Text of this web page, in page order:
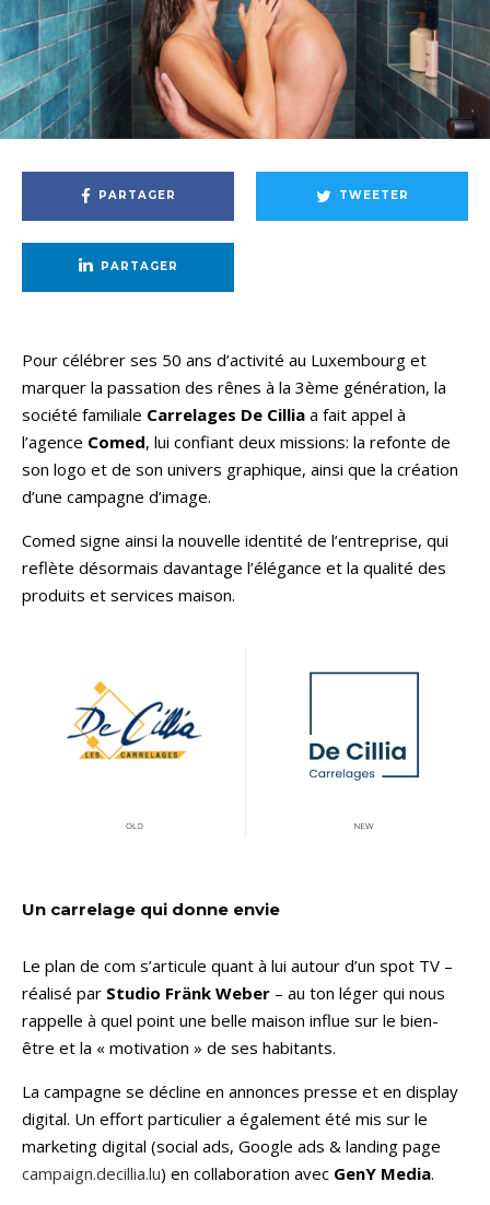
PARTAGER TWEETER
PARTAGER
Pour célébrer ses 50 ans d’activité au Luxembourg et
marquer la passation des rênes à la 3ème génération, la
société familiale Carrelages De Cillia a fait appel à
l’agence Comed, lui confiant deux missions: la refonte de
son logo et de son univers graphique, ainsi que la création
d’une campagne d’image.
Comed signe ainsi la nouvelle identité de l’entreprise, qui
reflète désormais davantage l’élégance et la qualité des
produits et services maison.
Un carrelage qui donne envie
Le plan de com s’articule quant à lui autour d’un spot TV –
réalisé par Studio Fränk Weber – au ton léger qui nous
rappelle à quel point une belle maison influe sur le bien-
être et la « motivation » de ses habitants.
La campagne se décline en annonces presse et en display
digital. Un effort particulier a également été mis sur le
marketing digital (social ads, Google ads & landing page
campaign.decillia.lu) en collaboration avec GenY Media.